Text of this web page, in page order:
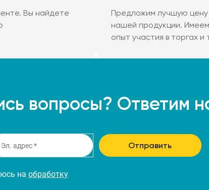
Вы найдете
Предложим лучшую цену
нашей продукции.
опыт участия в торгах и
вопросы? Ответим
Отправить
на обработку